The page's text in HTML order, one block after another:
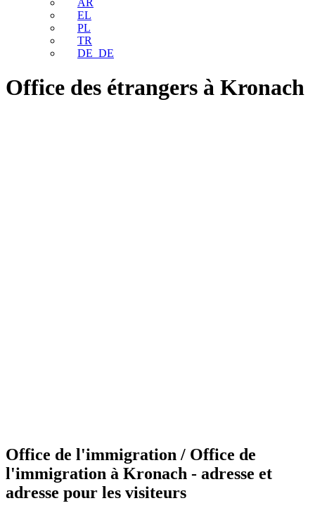
AR
EL
PL
TR
DE_DE
Office des étrangers à Kronach
Office de l'immigration / Office de
l'immigration à Kronach - adresse et
adresse pour les visiteurs